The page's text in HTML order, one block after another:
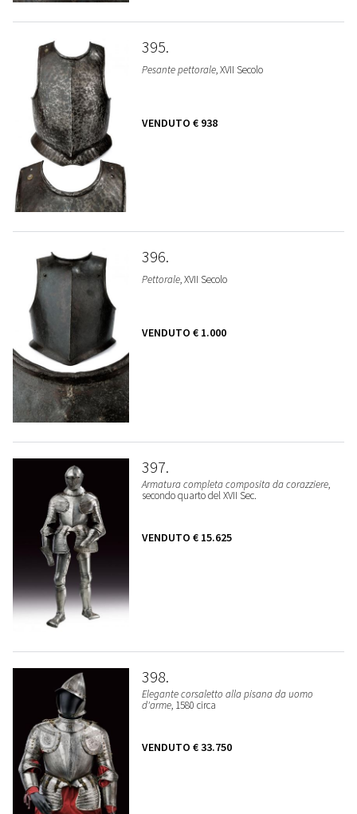
395
Pesante pettorale, XVII Secolo
VENDUTO € 938
396
Pettorale, XVII Secolo
VENDUTO € 1.000
397
Armatura completa composita da corazziere,
secondo quarto del XVII Sec.
VENDUTO € 15.625
398
Elegante corsaletto alla pisana da uomo
d'arme, 1580 circa
VENDUTO € 33.750